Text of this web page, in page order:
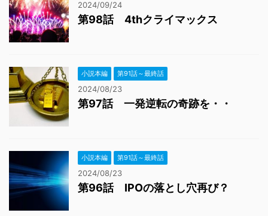
2024/09/24
第98話 4thクライマックス
小説本編 第91話～最終話
2024/08/23
第97話 一発逆転の奇跡を・・
小説本編 第91話～最終話
2024/08/23
第96話 IPOの落とし穴再び？